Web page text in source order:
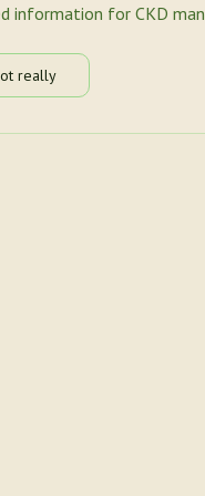
information for CKD
really